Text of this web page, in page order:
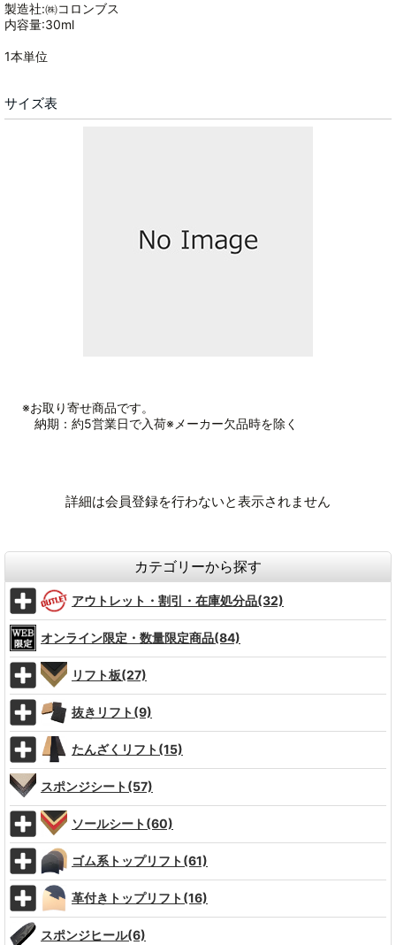
製造社:㈱コロンブス
内容量:30ml
1本単位
サイズ表
※お取り寄せ商品です。
納期：約5営業日で入荷※メーカー欠品時を除く
詳細は会員登録を行わないと表示されません
カテゴリーから探す
アウトレット・割引・在庫処分品(32)
オンライン限定・数量限定商品(84)
リフト板(27)
抜きリフト(9)
たんざくリフト(15)
スポンジシート(57)
ソールシート(60)
ゴム系トップリフト(61)
革付きトップリフト(16)
スポンジヒール(6)